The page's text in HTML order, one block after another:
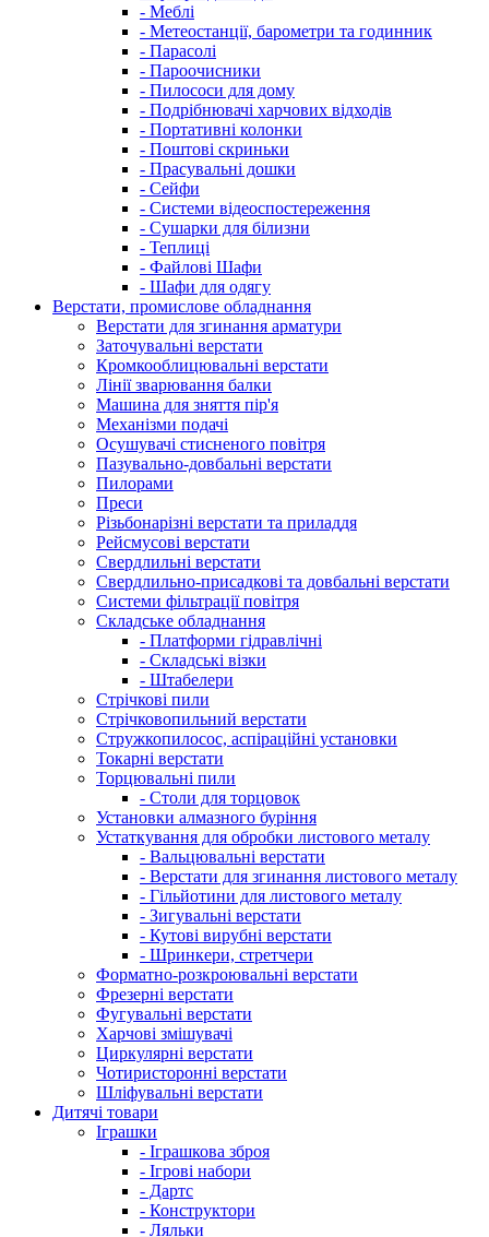
- Меблі
- Метеостанції, барометри та годинник
- Парасолі
- Пароочисники
- Пилососи для дому
- Подрібнювачі харчових відходів
- Портативні колонки
- Поштові скриньки
- Прасувальні дошки
- Сейфи
- Системи відеоспостереження
- Сушарки для білизни
- Теплиці
- Файлові Шафи
- Шафи для одягу
Верстати, промислове обладнання
Верстати для згинання арматури
Заточувальні верстати
Кромкооблицювальні верстати
Лінії зварювання балки
Машина для зняття пір'я
Механізми подачі
Осушувачі стисненого повітря
Пазувально-довбальні верстати
Пилорами
Преси
Різьбонарізні верстати та приладдя
Рейсмусові верстати
Свердлильні верстати
Свердлильно-присадкові та довбальні верстати
Системи фільтрації повітря
Складське обладнання
- Платформи гідравлічні
- Складські візки
- Штабелери
Стрічкові пили
Стрічковопильний верстати
Стружкопилосос, аспіраційні установки
Токарні верстати
Торцювальні пили
- Столи для торцовок
Установки алмазного буріння
Устаткування для обробки листового металу
- Вальцювальні верстати
- Верстати для згинання листового металу
- Гільйотини для листового металу
- Зигувальні верстати
- Кутові вирубні верстати
- Шринкери, стретчери
Форматно-розкроювальні верстати
Фрезерні верстати
Фугувальні верстати
Харчові змішувачі
Циркулярні верстати
Чотиристоронні верстати
Шліфувальні верстати
Дитячі товари
Іграшки
- Іграшкова зброя
- Ігрові набори
- Дартс
- Конструктори
- Ляльки